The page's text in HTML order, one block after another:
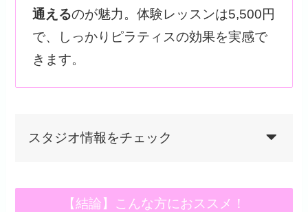
通えるのが魅力。体験レッスンは5,500円
で、しっかりピラティスの効果を実感で
きます。
スタジオ情報をチェック
【結論】こんな方におススメ！